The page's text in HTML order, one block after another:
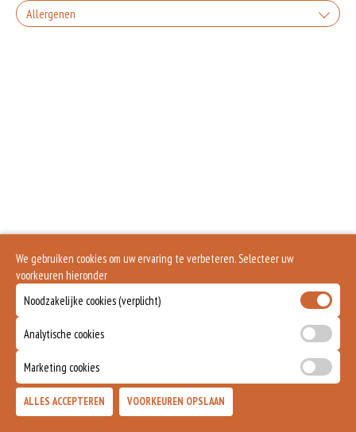
Allergenen
We gebruiken cookies om uw ervaring te verbeteren. Selecteer uw
voorkeuren hieronder
Noodzakelijke cookies (verplicht)
Analytische cookies
Marketing cookies
ALLES ACCEPTEREN VOORKEUREN OPSLAAN